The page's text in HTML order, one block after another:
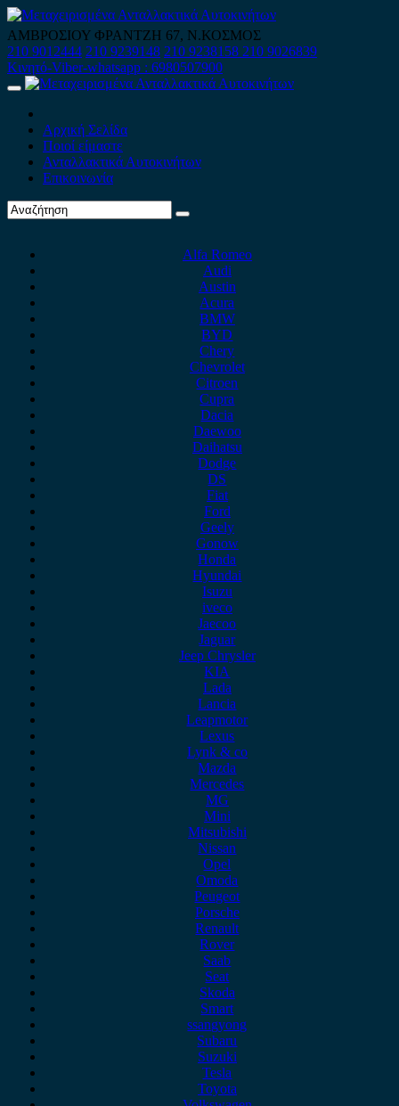
Skip
to
content
ΑΜΒΡΟΣΙΟΥ ΦΡΑΝΤΖΗ 67, Ν.ΚΟΣΜΟΣ
210 9012444 210 9239148 210 9238158 210 9026839
Κινητό-Viber-whatsapp : 6980507900
Primary
Αρχική Σελίδα
Ποιοί είμαστε
Ανταλλακτικά Αυτοκινήτων
Επικοινωνία
Alfa Romeo
Audi
Austin
Acura
BMW
BYD
Chery
Chevrolet
Citroen
Cupra
Dacia
Daewoo
Daihatsu
Dodge
DS
Fiat
Ford
Geely
Gonow
Honda
Hyundai
Isuzu
iveco
Jaecoo
Jaguar
Jeep Chrysler
KIA
Lada
Lancia
Leapmotor
Lexus
Lynk & co
Mazda
Mercedes
MG
Mini
Mitsubishi
Nissan
Opel
Omoda
Peugeot
Porsche
Renault
Rover
Saab
Seat
Skoda
Smart
ssangyong
Subaru
Suzuki
Tesla
Toyota